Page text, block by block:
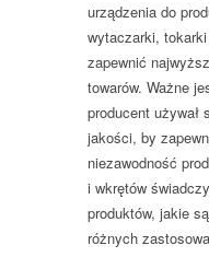
urządzenia do
wytaczarki,
zapewnić
towarów. Ważne
producent używał
jakości, by
niezawodność
i wkrętów
produktów, jakie
różnych